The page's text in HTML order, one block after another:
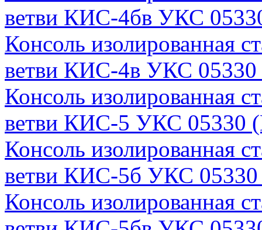
ветви КИС-4бв УКС
Консоль изолированная
ветви КИС-4в УКС
Консоль изолированная
ветви КИС-5 УКС 05330
Консоль изолированная
ветви КИС-5б УКС
Консоль изолированная